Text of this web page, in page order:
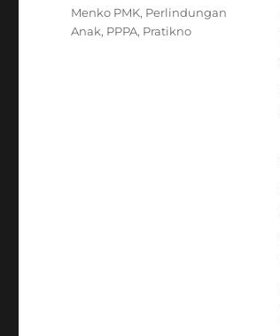
Tags
Menko PMK, Perlindungan
Anak, PPPA, Pratikno